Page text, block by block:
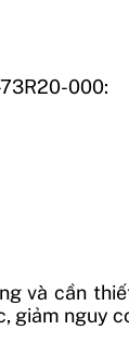
000:
và cần
giảm nguy